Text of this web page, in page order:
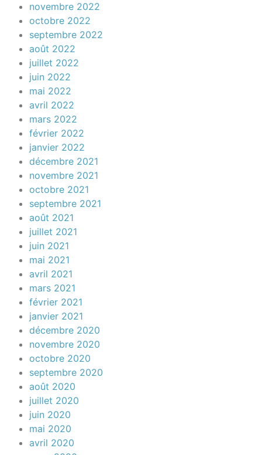
novembre 2022
octobre 2022
septembre 2022
août 2022
juillet 2022
juin 2022
mai 2022
avril 2022
mars 2022
février 2022
janvier 2022
décembre 2021
novembre 2021
octobre 2021
septembre 2021
août 2021
juillet 2021
juin 2021
mai 2021
avril 2021
mars 2021
février 2021
janvier 2021
décembre 2020
novembre 2020
octobre 2020
septembre 2020
août 2020
juillet 2020
juin 2020
mai 2020
avril 2020